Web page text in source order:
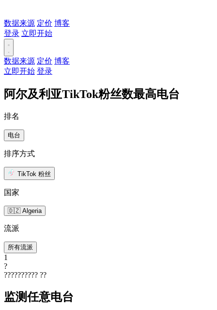
数据来源 定价 博客
登录 立即开始
数据来源 定价 博客
立即开始 登录
阿尔及利亚TikTok粉丝数最高电台
排名
电台
排序方式
TikTok 粉丝
国家
🇩🇿 Algeria
流派
所有流派
1
?
?????????? ??
监测任意电台